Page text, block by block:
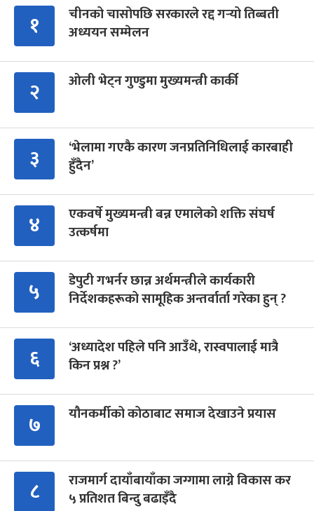
१
चीनको चासोपछि सरकारले रद्द गर्‍यो तिब्बती
अध्ययन सम्मेलन
२ ओली भेट्न गुण्डुमा मुख्यमन्त्री कार्की
३
‘भेलामा गएकै कारण जनप्रतिनिधिलाई कारबाही
हुँदैन’
४
एकवर्षे मुख्यमन्त्री बन्न एमालेको शक्ति संघर्ष
उत्कर्षमा
५
डेपुटी गभर्नर छान्न अर्थमन्त्रीले कार्यकारी
निर्देशकहरूको सामूहिक अन्तर्वार्ता गरेका हुन् ?
६
‘अध्यादेश पहिले पनि आउँथे, रास्वपालाई मात्रै
किन प्रश्न ?’
७ यौनकर्मीको कोठाबाट समाज देखाउने प्रयास
८
राजमार्ग दायाँबायाँका जग्गामा लाग्ने विकास कर
५ प्रतिशत बिन्दु बढाइँदै